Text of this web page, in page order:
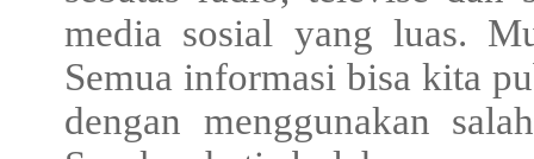
media sosial yang luas.
Semua informasi bisa kita
dengan menggunakan